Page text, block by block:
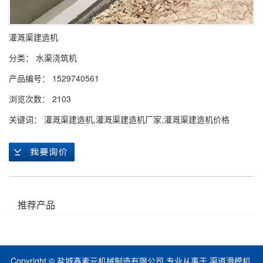
灌溉渠建造机
分类： 水渠浇筑机
产品编号： 1529740561
浏览次数： 2103
关键词： 灌溉渠建造机,灌溉渠建造机厂家,灌溉渠建造机价格
推荐产品
Copyright © 盐城鑫素元机械制造有限公司 专业从事于 渠道滑模机